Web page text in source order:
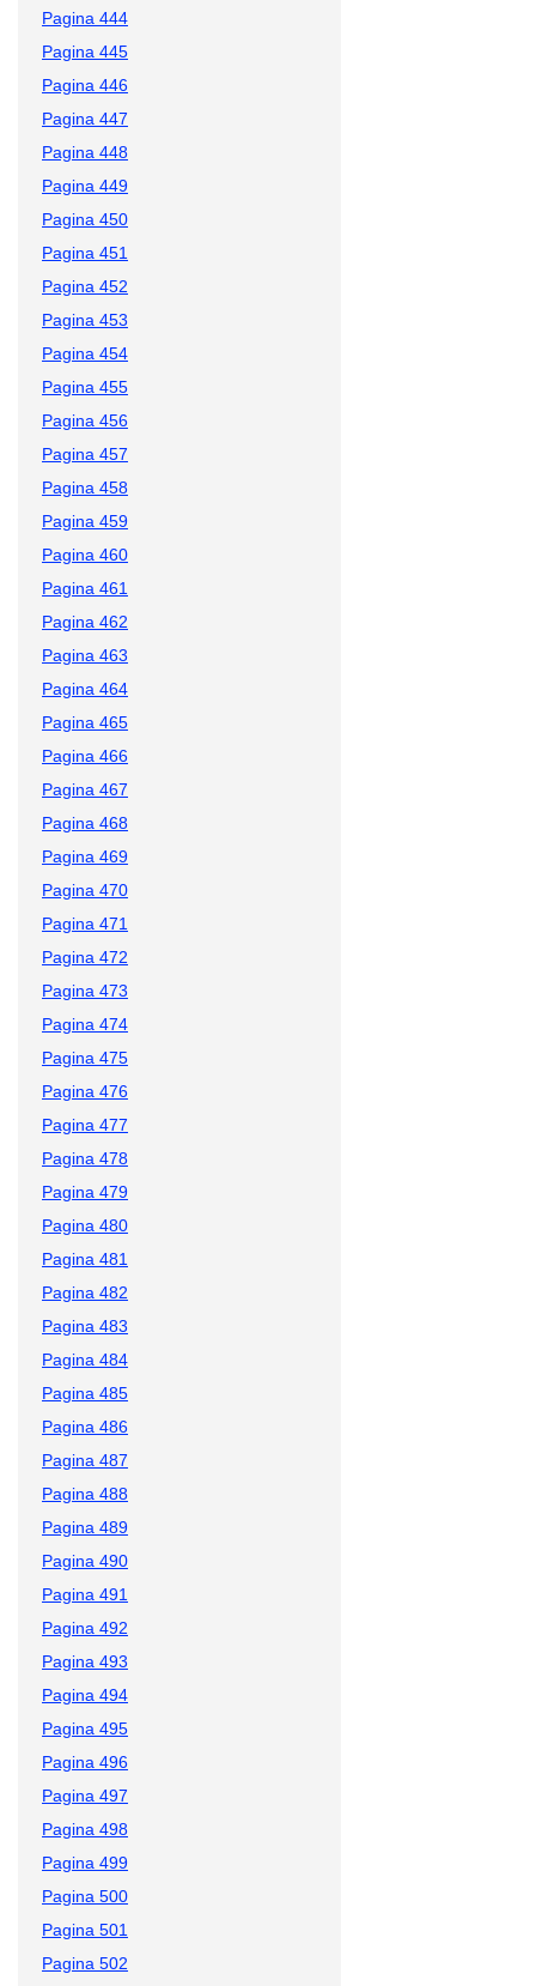
Pagina 444
Pagina 445
Pagina 446
Pagina 447
Pagina 448
Pagina 449
Pagina 450
Pagina 451
Pagina 452
Pagina 453
Pagina 454
Pagina 455
Pagina 456
Pagina 457
Pagina 458
Pagina 459
Pagina 460
Pagina 461
Pagina 462
Pagina 463
Pagina 464
Pagina 465
Pagina 466
Pagina 467
Pagina 468
Pagina 469
Pagina 470
Pagina 471
Pagina 472
Pagina 473
Pagina 474
Pagina 475
Pagina 476
Pagina 477
Pagina 478
Pagina 479
Pagina 480
Pagina 481
Pagina 482
Pagina 483
Pagina 484
Pagina 485
Pagina 486
Pagina 487
Pagina 488
Pagina 489
Pagina 490
Pagina 491
Pagina 492
Pagina 493
Pagina 494
Pagina 495
Pagina 496
Pagina 497
Pagina 498
Pagina 499
Pagina 500
Pagina 501
Pagina 502